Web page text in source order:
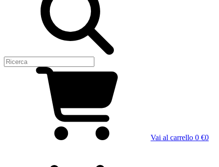
Vai al carrello 0 €0